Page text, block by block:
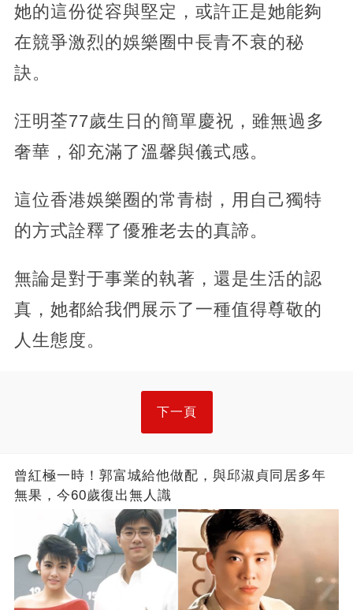
她的這份從容與堅定，或許正是她能夠
在競爭激烈的娛樂圈中長青不衰的秘
訣。
汪明荃77歲生日的簡單慶祝，雖無過多
奢華，卻充滿了溫馨與儀式感。
這位香港娛樂圈的常青樹，用自己獨特
的方式詮釋了優雅老去的真諦。
無論是對于事業的執著，還是生活的認
真，她都給我們展示了一種值得尊敬的
人生態度。
下一頁
曾紅極一時！郭富城給他做配，與邱淑貞同居多年
無果，今60歲復出無人識